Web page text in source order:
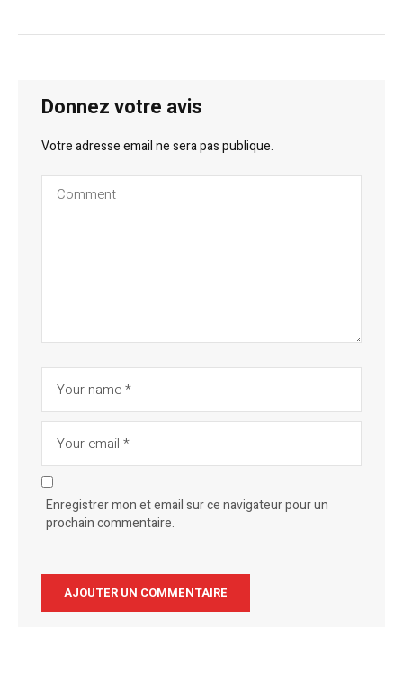
Donnez votre avis
Votre adresse email ne sera pas publique.
Enregistrer mon et email sur ce navigateur pour un
prochain commentaire.